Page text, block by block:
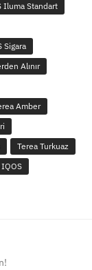
Iluma Standart
Sigara
Alınır
Amber
Terea Turkuaz